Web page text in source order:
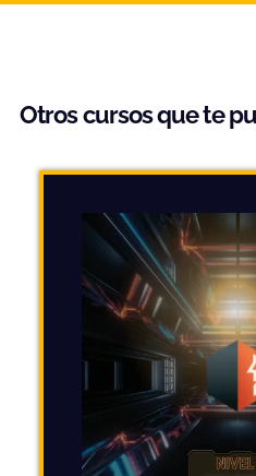
Otros cursos que te